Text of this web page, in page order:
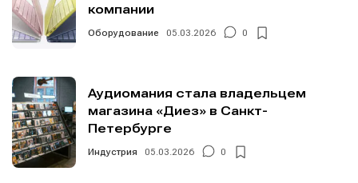
компании
Оборудование 05.03.2026 0
Аудиомания стала владельцем
магазина «Диез» в Санкт-
Петербурге
Индустрия 05.03.2026 0